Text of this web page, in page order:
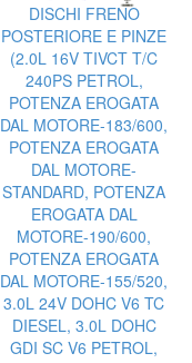
DISCHI FRENO
POSTERIORE E PINZE
(2.0L 16V TIVCT T/C
240PS PETROL,
POTENZA EROGATA
DAL MOTORE-183/600,
POTENZA EROGATA
DAL MOTORE-
STANDARD, POTENZA
EROGATA DAL
MOTORE-190/600,
POTENZA EROGATA
DAL MOTORE-155/520,
3.0L 24V DOHC V6 TC
DIESEL, 3.0L DOHC
GDI SC V6 PETROL,